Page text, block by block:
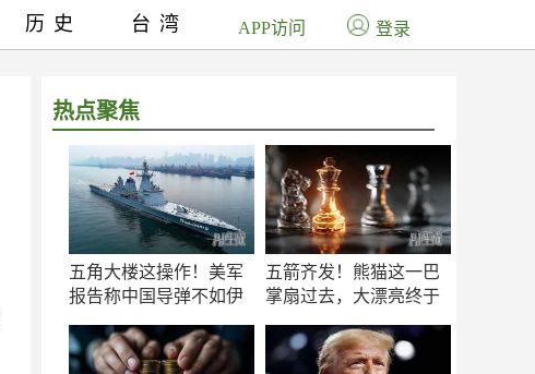
热点聚焦
五角大楼这操作！美军
报告称中国导弹不如伊
五箭齐发！熊猫这一巴
掌扇过去，大漂亮终于
历史 台湾 APP访问 登录